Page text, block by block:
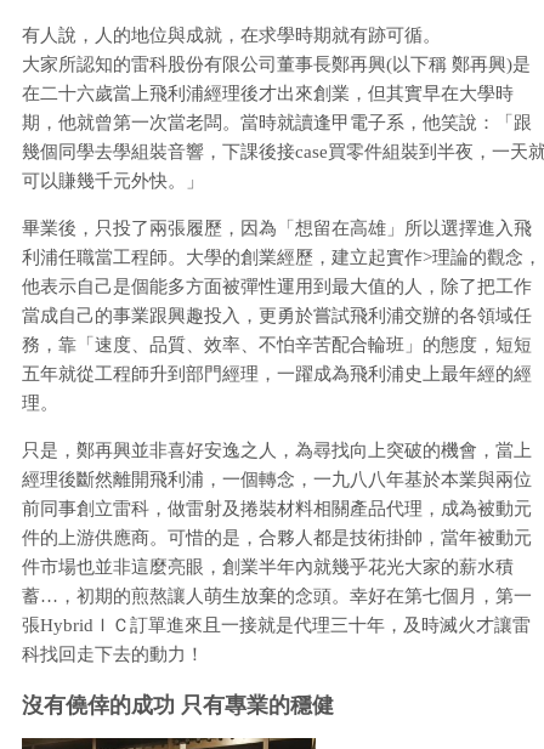
有人說，人的地位與成就，在求學時期就有跡可循。
大家所認知的雷科股份有限公司董事長鄭再興(以下稱 鄭再興)是
在二十六歲當上飛利浦經理後才出來創業，但其實早在大學時
期，他就曾第一次當老闆。當時就讀逢甲電子系，他笑說：「跟
幾個同學去學組裝音響，下課後接case買零件組裝到半夜，一天
可以賺幾千元外快。」
畢業後，只投了兩張履歷，因為「想留在高雄」所以選擇進入飛
利浦任職當工程師。大學的創業經歷，建立起實作>理論的觀念，
他表示自己是個能多方面被彈性運用到最大值的人，除了把工作
當成自己的事業跟興趣投入，更勇於嘗試飛利浦交辦的各領域任
務，靠「速度、品質、效率、不怕辛苦配合輪班」的態度，短短
五年就從工程師升到部門經理，一躍成為飛利浦史上最年經的經
理。
只是，鄭再興並非喜好安逸之人，為尋找向上突破的機會，當上
經理後斷然離開飛利浦，一個轉念，一九八八年基於本業與兩位
前同事創立雷科，做雷射及捲裝材料相關產品代理，成為被動元
件的上游供應商。可惜的是，合夥人都是技術掛帥，當年被動元
件市場也並非這麼亮眼，創業半年內就幾乎花光大家的薪水積
蓄…，初期的煎熬讓人萌生放棄的念頭。幸好在第七個月，第一
張HybridＩＣ訂單進來且一接就是代理三十年，及時滅火才讓雷
科找回走下去的動力！
沒有僥倖的成功 只有專業的穩健